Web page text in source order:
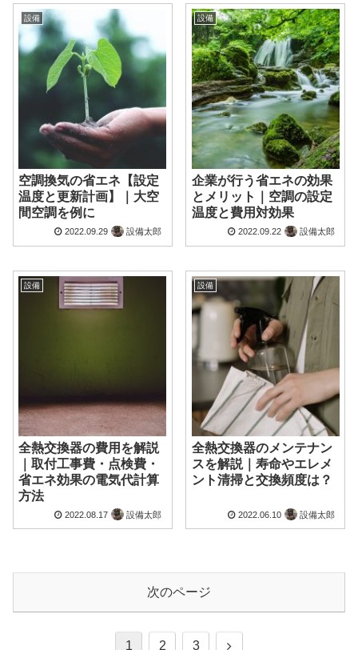
設備
空調換気の省エネ【設定
温度と更新計画】｜大空
間空調を例に
2022.09.29 設備太郎
設備
企業が行う省エネの効果
とメリット｜空調の設定
温度と費用対効果
2022.09.22 設備太郎
設備
全熱交換器の費用を解説
｜取付工事費・点検費・
省エネ効果の電気代計算
方法
2022.08.17 設備太郎
設備
全熱交換器のメンテナン
スを解説｜寿命やエレメ
ント清掃と交換頻度は？
2022.06.10 設備太郎
次のページ
1 2 3